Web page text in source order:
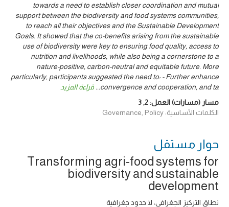
towards a need to establish closer coordination and mutual
support between the biodiversity and food systems communities,
to reach all their objectives and the Sustainable Development
Goals. It showed that the co-benefits arising from the sustainable
use of biodiversity were key to ensuring food quality, access to
nutrition and livelihoods, while also being a cornerstone to a
nature-positive, carbon-neutral and equitable future. More
particularly, participants suggested the need to: - Further enhance
convergence and cooperation, and ta
... قراءة المزيد
مسار (مسارات) العمل:2
,
3
الكلمات الأساسية: Governance, Policy
حوار ‎مستقل
Transforming agri-food systems for
biodiversity and sustainable
development
نطاق التركيز الجغرافي: لا حدود جغرافية